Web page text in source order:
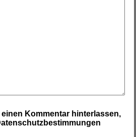
Kommentar hinterlassen,